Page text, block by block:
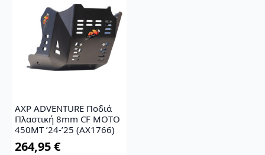
AXP ADVENTURE Ποδιά
Πλαστική 8mm CF MOTO
450MT ’24-’25 (AX1766)
264,95€